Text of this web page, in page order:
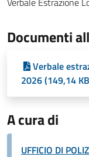
Documenti
Verbale
2026 (149,14
A cura di
UFFICIO DI